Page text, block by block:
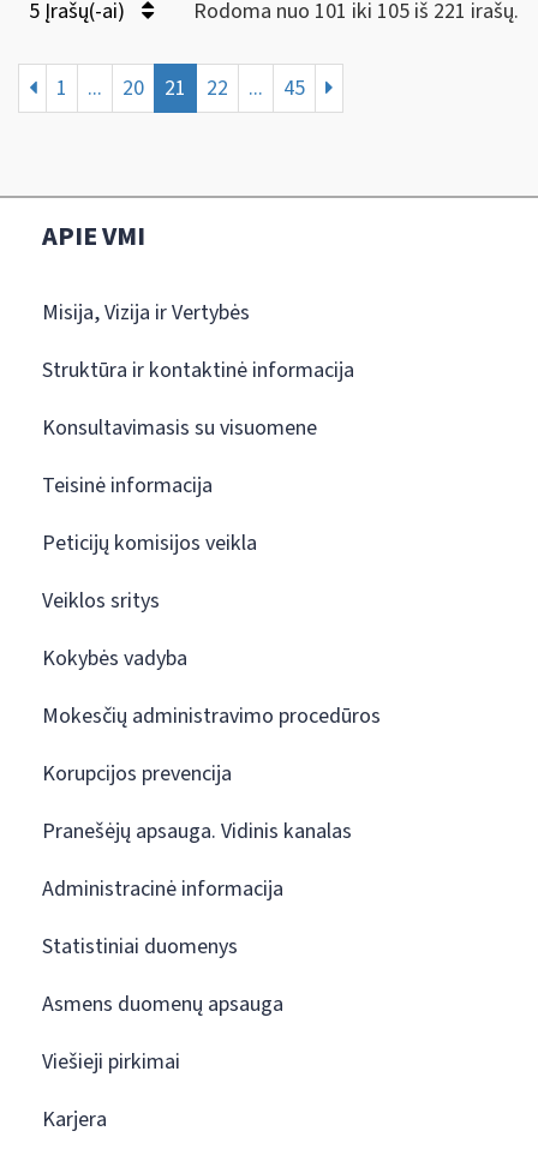
5 Įrašų(-ai) Rodoma nuo 101 iki 105 iš 221 irašų.
1 ... 20 21 22 ... 45
APIE VMI
Misija, Vizija ir Vertybės
Struktūra ir kontaktinė informacija
Konsultavimasis su visuomene
Teisinė informacija
Peticijų komisijos veikla
Veiklos sritys
Kokybės vadyba
Mokesčių administravimo procedūros
Korupcijos prevencija
Pranešėjų apsauga. Vidinis kanalas
Administracinė informacija
Statistiniai duomenys
Asmens duomenų apsauga
Viešieji pirkimai
Karjera